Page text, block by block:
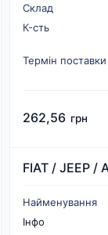
Склад
К-cть
Термін поставки
262,56 грн
FIAT / JEEP /
Найменування
Інфо